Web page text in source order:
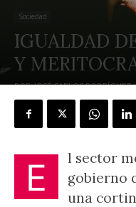
Sociedad
IGUALDAD
Y
POR JOSÉ CARLOS RODRÍGUEZ
E
l sector
gobierno
una